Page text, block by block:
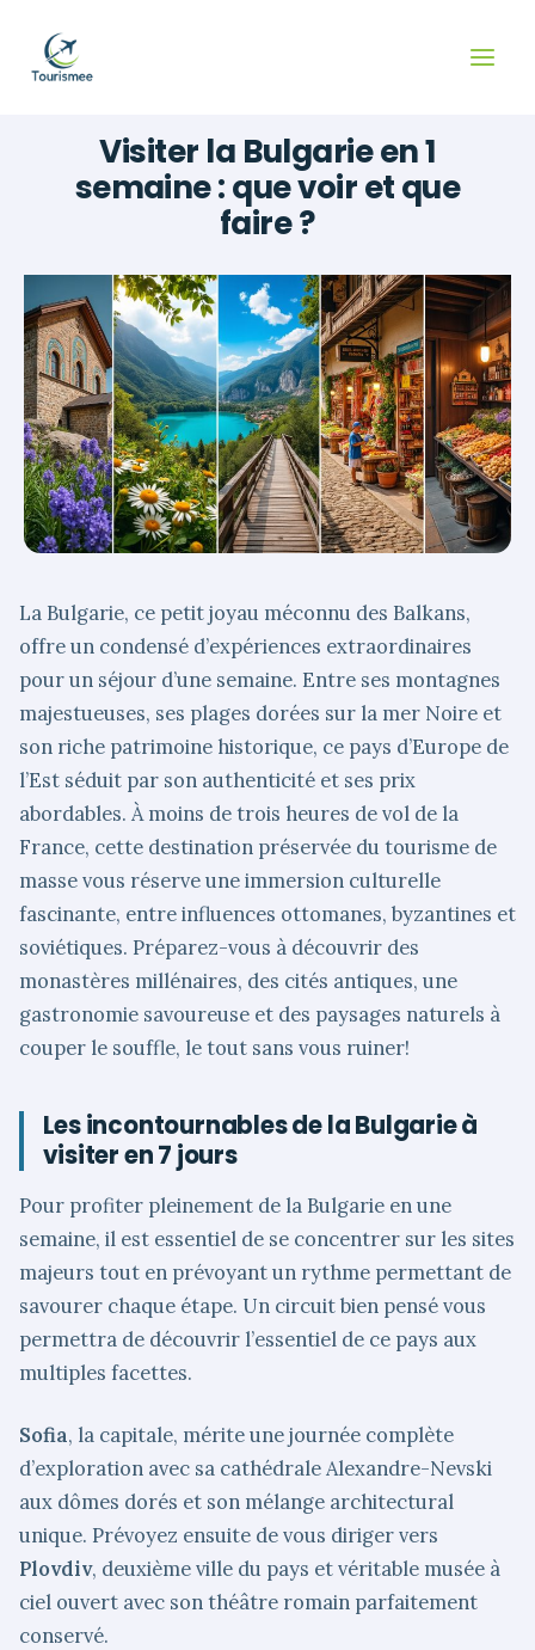
contenu
Visiter la Bulgarie en 1
semaine : que voir et que
faire ?
La Bulgarie, ce petit joyau méconnu des Balkans,
offre un condensé d’expériences extraordinaires
pour un séjour d’une semaine. Entre ses montagnes
majestueuses, ses plages dorées sur la mer Noire et
son riche patrimoine historique, ce pays d’Europe de
l’Est séduit par son authenticité et ses prix
abordables. À moins de trois heures de vol de la
France, cette destination préservée du tourisme de
masse vous réserve une immersion culturelle
fascinante, entre influences ottomanes, byzantines et
soviétiques. Préparez-vous à découvrir des
monastères millénaires, des cités antiques, une
gastronomie savoureuse et des paysages naturels à
couper le souffle, le tout sans vous ruiner!
Les incontournables de la Bulgarie à
visiter en 7 jours
Pour profiter pleinement de la Bulgarie en une
semaine, il est essentiel de se concentrer sur les sites
majeurs tout en prévoyant un rythme permettant de
savourer chaque étape. Un circuit bien pensé vous
permettra de découvrir l’essentiel de ce pays aux
multiples facettes.
Sofia, la capitale, mérite une journée complète
d’exploration avec sa cathédrale Alexandre-Nevski
aux dômes dorés et son mélange architectural
unique. Prévoyez ensuite de vous diriger vers
Plovdiv, deuxième ville du pays et véritable musée à
ciel ouvert avec son théâtre romain parfaitement
conservé.